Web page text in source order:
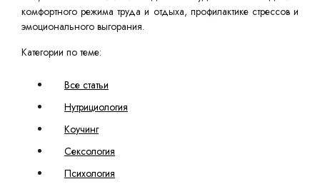
комфортного режима труда и отдыха, профилактике стрессов и
эмоционального выгорания.
Категории по теме:
Все статьи
Нутрициология
Коучинг
Сексология
Психология